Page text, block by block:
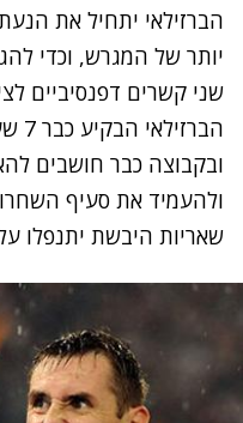
הברזילאי יתחיל את
יותר של המגרש, וכדי
שני קשרים דפנסיביים
שאריות היבשת יתנפלו